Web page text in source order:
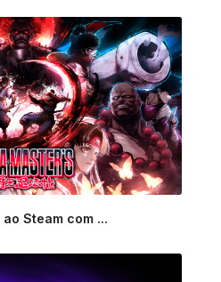
Steam com ...